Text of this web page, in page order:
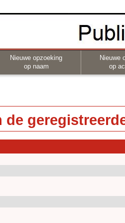
Nieuwe opzoeking
op naam
Nieuwe
op
de